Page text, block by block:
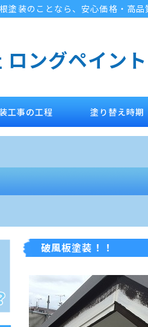
塗装のことなら、安心価格・高
ロングペイント
工事の工程 塗り替え時期
破風板塗装！！